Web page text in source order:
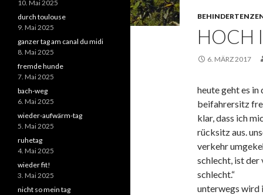
HOCH
6. MÄRZ 2017
heute geht es
beifahrersitz
klar, dass ich
rücksitz aus.
verkehr
schlecht, ist der
schlecht.“
unterwegs wird
10. Mai 2025
durch toulouse
9. Mai 2025
ganzer tag am canal du midi
8. Mai 2025
fremde hunde
7. Mai 2025
bach-weg
6. Mai 2025
wieder-aufwärm-tag
5. Mai 2025
ruhetag
4. Mai 2025
wieder fit!
3. Mai 2025
nicht so mein tag